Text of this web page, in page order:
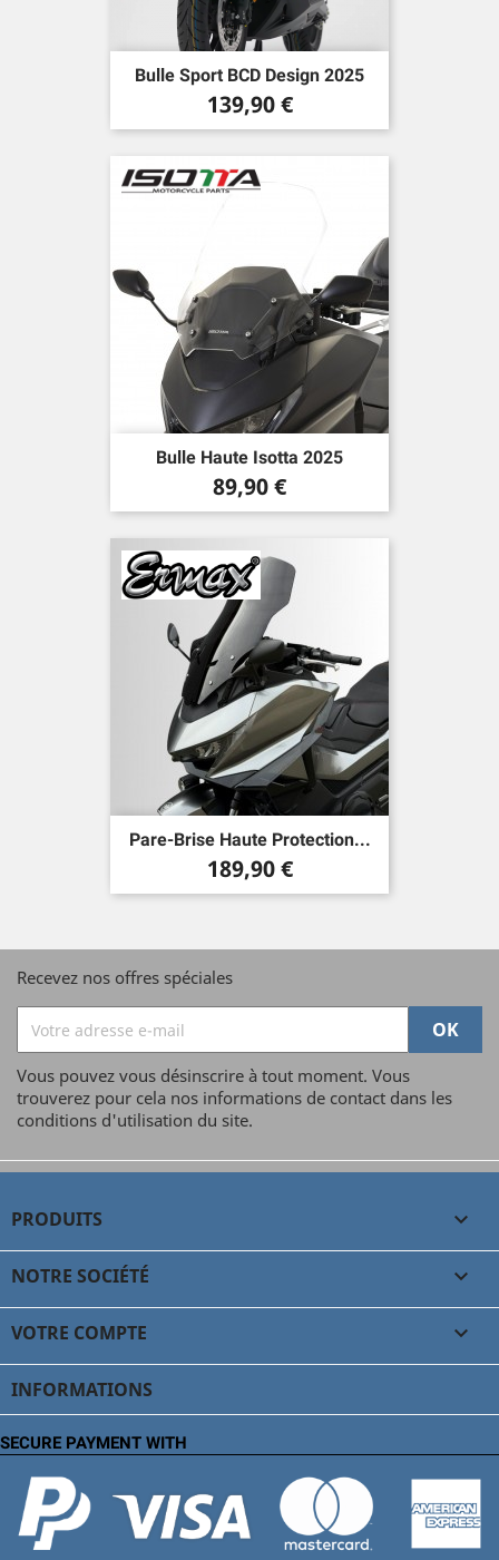
Bulle Sport BCD Design 2025
Prix
139,90 €
Bulle Haute Isotta 2025
Prix
89,90 €
Pare-Brise Haute Protection...
Prix
189,90 €
Recevez nos offres spéciales
Vous pouvez vous désinscrire à tout moment. Vous
trouverez pour cela nos informations de contact dans les
conditions d'utilisation du site.
PRODUITS 
NOTRE SOCIÉTÉ 
VOTRE COMPTE 
INFORMATIONS
SECURE PAYMENT WITH